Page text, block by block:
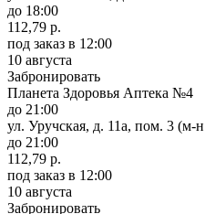
до 18:00
112,79 р.
под заказ в 12:00
10 августа
Забронировать
Планета Здоровья Аптека №4
до 21:00
ул. Уручская, д. 11а, пом. 3 (м-
до 21:00
112,79 р.
под заказ в 12:00
10 августа
Забронировать